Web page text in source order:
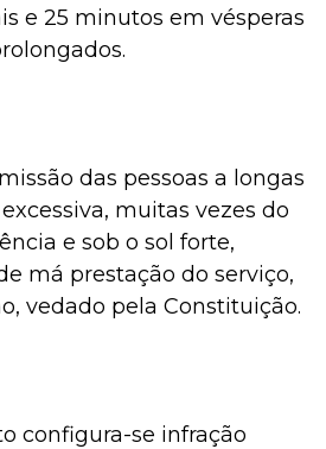
e 25 minutos em vésperas
das pessoas a longas
muitas vezes do
e sob o sol forte,
má prestação do serviço,
vedado pela Constituição.
configura-se infração